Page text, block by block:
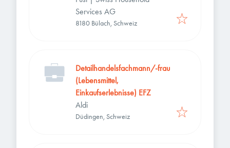
Services AG
8180 Bülach, Schweiz
Detailhandelsfachmann/-frau
(Lebensmittel,
Einkaufserlebnisse) EFZ
Aldi
Düdingen, Schweiz